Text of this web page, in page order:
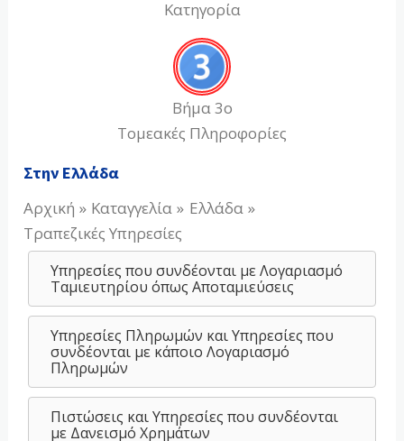
Κατηγορία
Βήμα 3ο
Τομεακές Πληροφορίες
Στην Ελλάδα
Αρχική
Καταγγελία
Ελλάδα
Τραπεζικές Υπηρεσίες
Υπηρεσίες που συνδέονται με Λογαριασμό
Ταμιευτηρίου όπως Αποταμιεύσεις
Υπηρεσίες Πληρωμών και Υπηρεσίες που
συνδέονται με κάποιο Λογαριασμό
Πληρωμών
Πιστώσεις και Υπηρεσίες που συνδέονται
με Δανεισμό Χρημάτων